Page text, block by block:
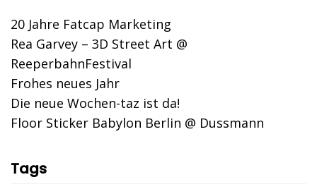
20 Jahre Fatcap Marketing
Rea Garvey – 3D Street Art @
ReeperbahnFestival
Frohes neues Jahr
Die neue Wochen-taz ist da!
Floor Sticker Babylon Berlin @ Dussmann
Tags